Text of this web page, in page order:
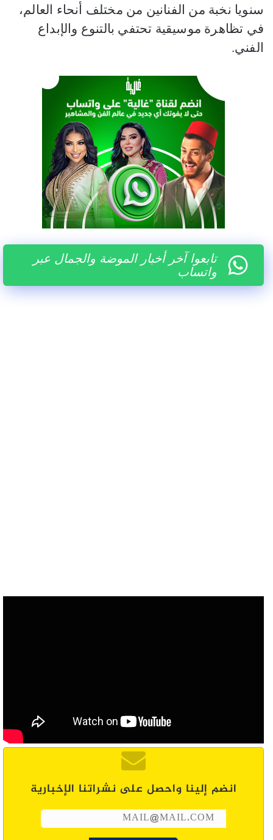
سنويا نخبة من الفنانين من مختلف أنحاء العالم،
في تظاهرة موسيقية تحتفي بالتنوع والإبداع
الفني.
تابعوا آخر أخبار الموضة والجمال عبر
واتساب
انضم إلينا واحصل على نشراتنا الإخبارية